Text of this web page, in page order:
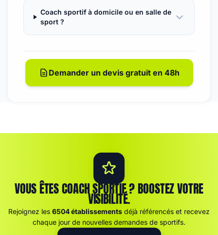
Coach sportif à domicile ou en salle de
sport ?
Demander un devis gratuit en 48h
VOUS ÊTES COACH SPORTIF ? BOOSTEZ VOTRE
VISIBILITÉ.
Rejoignez les 6504 établissements déjà référencés et recevez
chaque jour de nouvelles demandes de sportifs.